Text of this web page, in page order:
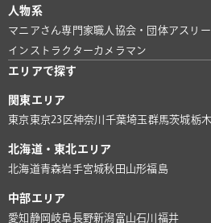
人物系
マニアさん専門家 職人 協会・団体アスリ
インストラクターカメラマン
エリアで探す
関東エリア
東京 東京23区神奈川 千葉埼玉群馬茨城栃木
北海道・東北エリア
北海道青森岩手宮城秋田 山形福島
中部エリア
愛知 静岡 岐阜長野新潟富山石川 福井